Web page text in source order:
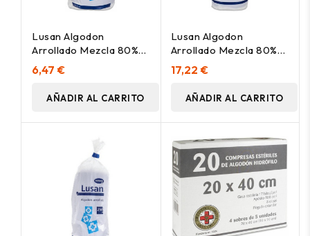
Lusan Algodon
Arrollado Mezcla 80%
500 G
6,47 €
AÑADIR AL CARRITO
Lusan Algodon
Arrollado Mezcla 80%
1000G
17,22 €
AÑADIR AL CARRITO